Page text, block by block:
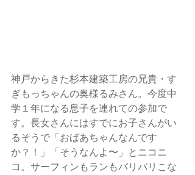
神戸からきた杉本建築工房の兄貴・す
ぎもっちゃんの奥様るみさん。今度中
学１年になる息子を連れての参加で
す。長女さんにはすでにお子さんがい
るそうで「おばあちゃんなんです
か？！」「そうなんよ〜」とニコニ
コ。サーフィンもランもバリバリこな